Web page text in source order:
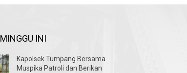
INI
Kapolsek Tumpang Bersama
Muspika Patroli dan Berikan